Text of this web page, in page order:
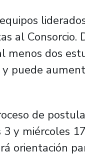
al
menos dos
puede
de
y miércoles
orientación